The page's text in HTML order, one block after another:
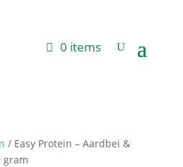
0 items
/ Easy Protein – Aardbei &
gram